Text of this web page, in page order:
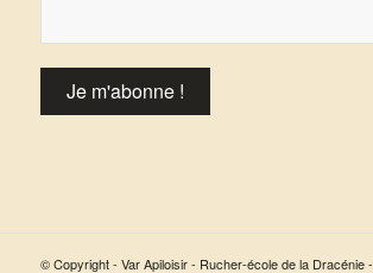
© Copyright - Var Apiloisir - Rucher-école de la Dracénie -